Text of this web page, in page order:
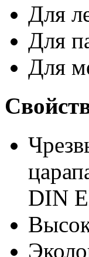
Для
Для
Для
DIN